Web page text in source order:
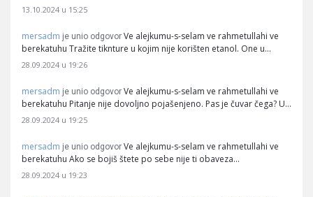
13.10.2024 u 15:25
mersadm je unio odgovor Ve alejkumu-s-selam ve rahmetullahi ve
berekatuhu Tražite tiknture u kojim nije korišten etanol. One u…
28.09.2024 u 19:26
mersadm je unio odgovor Ve alejkumu-s-selam ve rahmetullahi ve
berekatuhu Pitanje nije dovoljno pojašenjeno. Pas je čuvar čega? U…
28.09.2024 u 19:25
mersadm je unio odgovor Ve alejkumu-s-selam ve rahmetullahi ve
berekatuhu Ako se bojiš štete po sebe nije ti obaveza…
28.09.2024 u 19:23